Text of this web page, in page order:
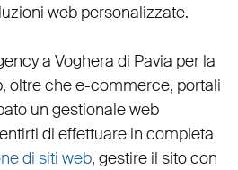
web personalizzate.
a Voghera di Pavia per la
, oltre chee-commerce, portali
un gestionale web
di effettuare in completa
di siti web, gestire il sito con